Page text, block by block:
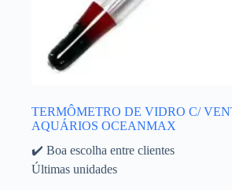
TERMÔMETRO DE VIDRO C/
AQUÁRIOS OCEANMAX
✔️ Boa escolha entre clientes
Últimas unidades